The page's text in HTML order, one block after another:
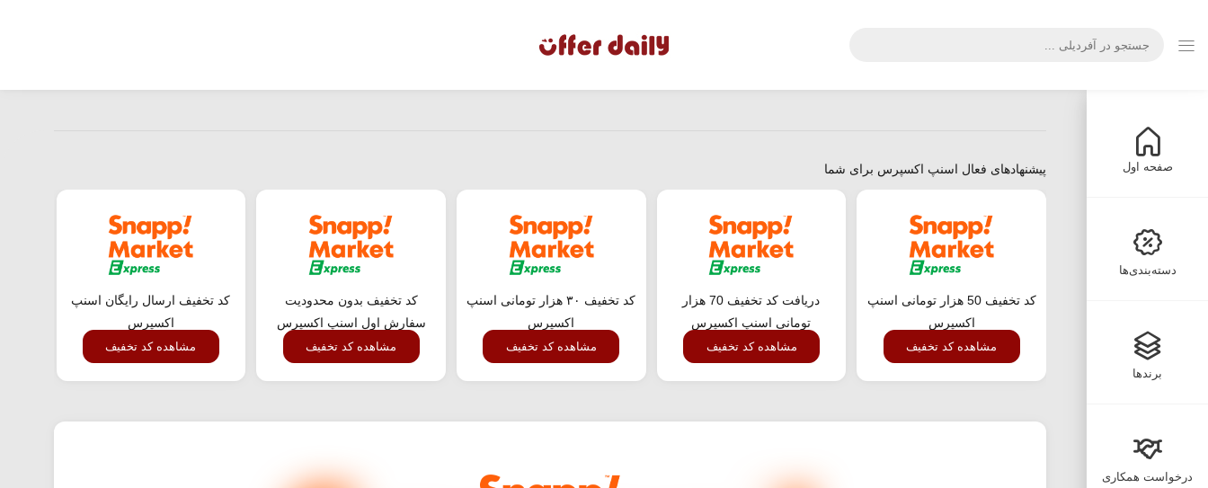
صفحه اول
دسته‌بندی‌ها
برندها
درخواست همکاری
پیشنهادهای فعال اسنپ اکسپرس برای شما
کد تخفیف 50 هزار تومانی اسنپ
اکسپرس
مشاهده کد تخفیف
دریافت کد تخفیف 70 هزار
تومانی اسنپ اکسپرس
مشاهده کد تخفیف
کد تخفیف ۳۰ هزار تومانی اسنپ
اکسپرس
مشاهده کد تخفیف
کد تخفیف بدون محدودیت
سفارش اول اسنپ اکسپرس
مشاهده کد تخفیف
کد تخفیف ارسال رایگان اسنپ
اکسپرس
مشاهده کد تخفیف